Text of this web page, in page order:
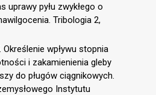
uprawy pyłu zwykłego o
Tribologia 2,
Określenie wpływu stopnia
i zakamienienia gleby
do pługów ciągnikowych.
Instytutu